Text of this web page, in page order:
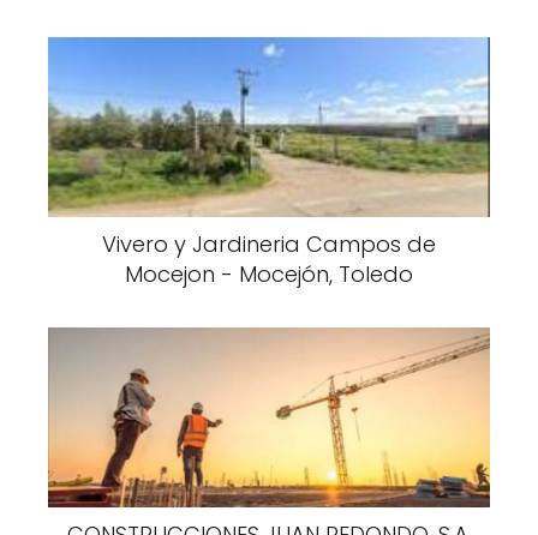
Vivero y Jardineria Campos de
Mocejon - Mocejón, Toledo